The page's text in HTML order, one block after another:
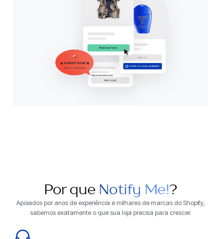
Por que Notify Me!?
Apoiados por anos de experiência e milhares de marcas do Shopify,
sabemos exatamente o que sua loja precisa para crescer.